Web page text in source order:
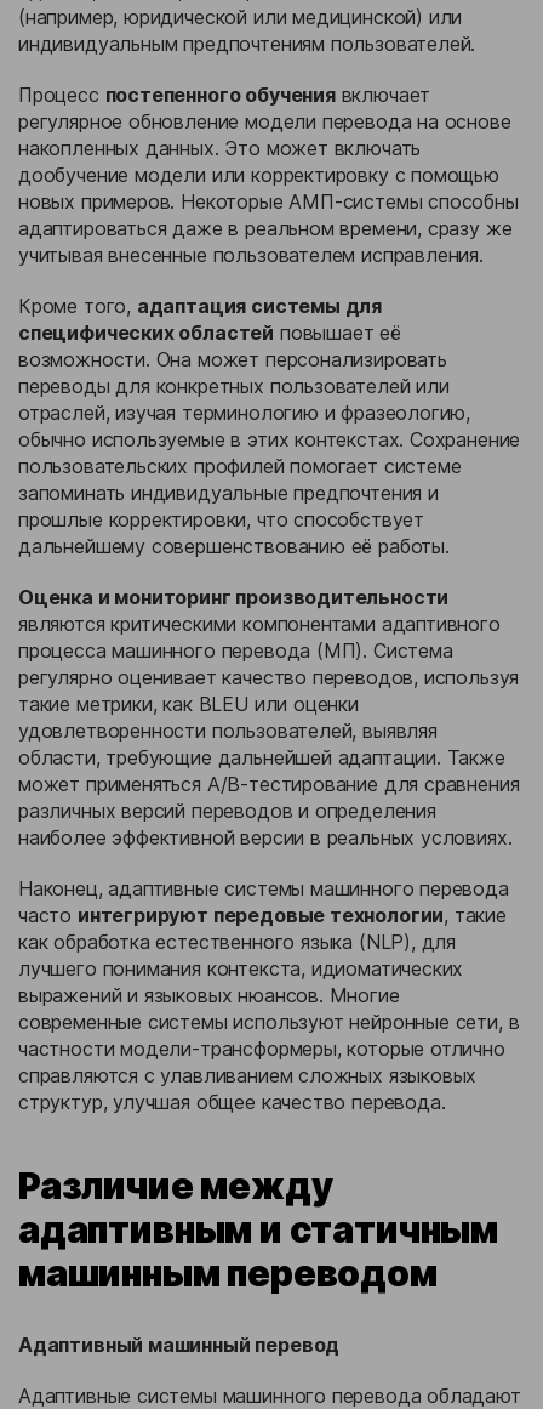
(например, юридической или медицинской) или
индивидуальным предпочтениям пользователей.
Процесс постепенного обучениявключает
регулярное обновление модели перевода на основе
накопленных данных. Это может включать
дообучение модели или корректировку с помощью
новых примеров. Некоторые АМП-системы способны
адаптироваться даже в реальном времени, сразу же
учитывая внесенные пользователем исправления.
Кроме того, адаптация системы для
специфических областей повышает её
возможности. Она может персонализировать
переводы для конкретных пользователей или
отраслей, изучая терминологию и фразеологию,
обычно используемые в этих контекстах. Сохранение
пользовательских профилей помогает системе
запоминать индивидуальные предпочтения и
прошлые корректировки, что способствует
дальнейшему совершенствованию её работы.
Оценка и мониторинг производительности
являются критическими компонентами адаптивного
процесса машинного перевода (МП). Система
регулярно оценивает качество переводов, используя
такие метрики, как BLEU или оценки
удовлетворенности пользователей, выявляя
области, требующие дальнейшей адаптации. Также
может применяться A/B-тестирование для сравнения
различных версий переводов и определения
наиболее эффективной версии в реальных условиях.
Наконец, адаптивные системы машинного перевода
часто интегрируют передовые технологии, такие
как обработка естественного языка (NLP), для
лучшего понимания контекста, идиоматических
выражений и языковых нюансов. Многие
современные системы используют нейронные сети, в
частности модели-трансформеры, которые отлично
справляются с улавливанием сложных языковых
структур, улучшая общее качество перевода.
Различие между
адаптивным и статичным
машинным переводом
Адаптивный машинный перевод
Адаптивные системы машинного перевода обладают